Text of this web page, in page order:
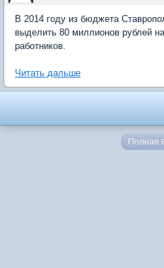
В 2014 году из бюджета
выделить 80 миллионов рублей
работников.
Читать дальше
Полная